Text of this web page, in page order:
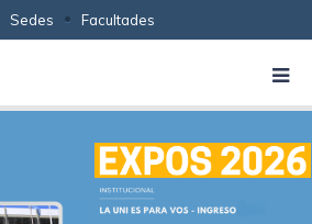
Sedes Facultades